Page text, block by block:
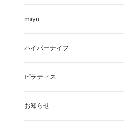
mayu
ハイパーナイフ
ピラティス
お知らせ